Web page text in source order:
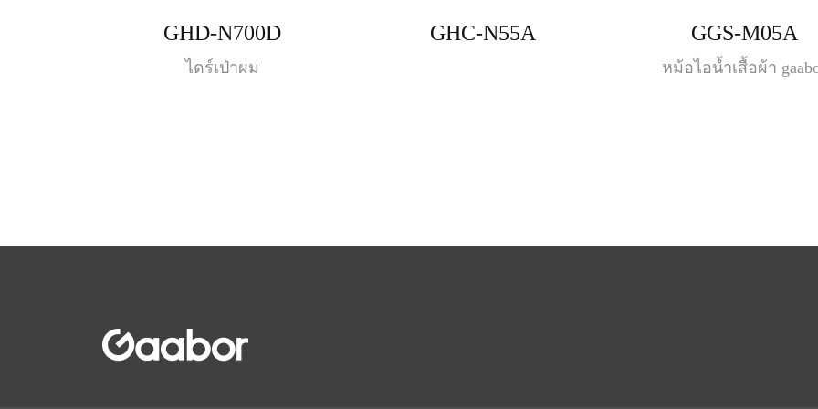
GHD-N700D
ไดร์เป่าผม
GHC-N55A GGS-M05A
หม้อไอน้ำเสื้อผ้า